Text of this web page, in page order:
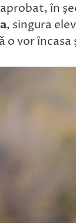
aprobat, în
, singura
o vor